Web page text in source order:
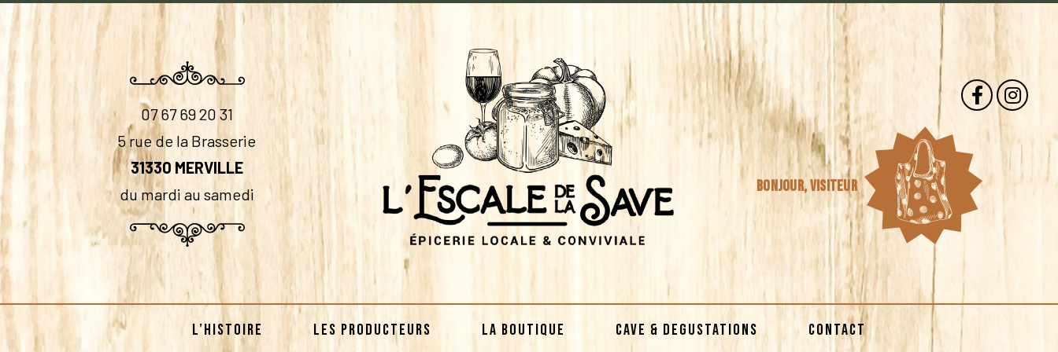
07 67 69 20 31
5 rue de la Brasserie
31330 MERVILLE
du mardi au samedi
Bonjour,visiteur
L’HISTOIRE LES PRODUCTEURS LA BOUTIQUE CAVE & DEGUSTATIONS CONTACT